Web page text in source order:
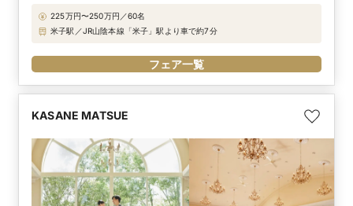
225万円〜250万円／60名
米子駅／JR山陰本線「米子」駅より車で約7分
フェア一覧
KASANE MATSUE